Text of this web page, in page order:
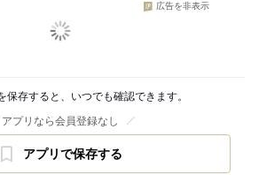
広告を非表示
保存すると、いつでも確認できます。
アプリなら会員登録なし
アプリで保存する